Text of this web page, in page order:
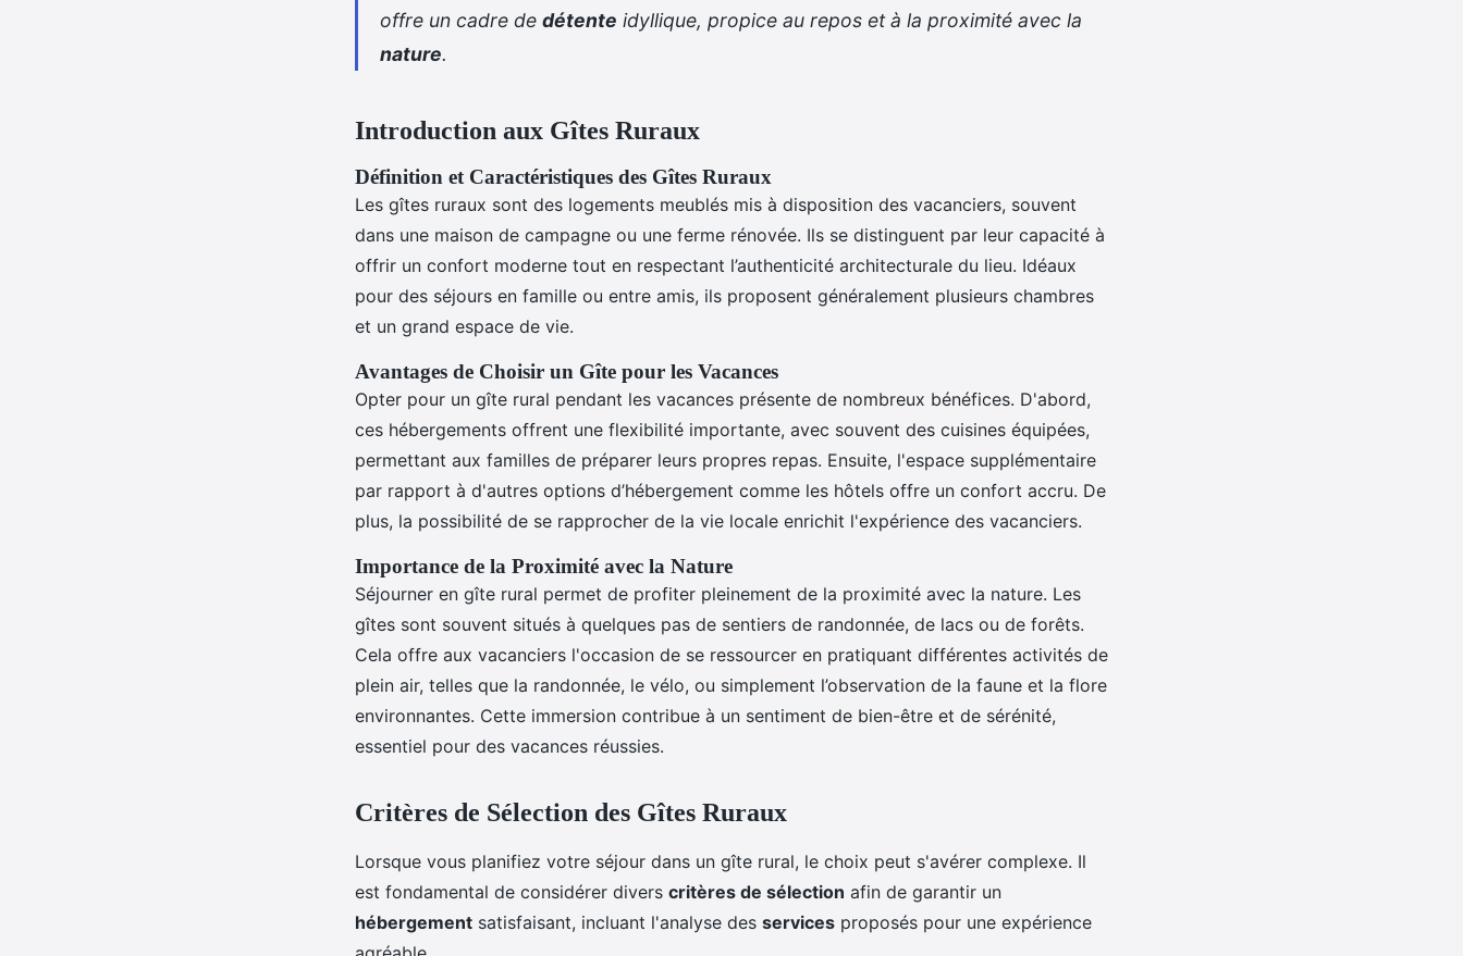
offre un cadre de détente idyllique, propice au repos et à la proximité avec la
nature.
Introduction aux Gîtes Ruraux
Définition et Caractéristiques des Gîtes Ruraux
Les gîtes ruraux sont des logements meublés mis à disposition des vacanciers, souvent
dans une maison de campagne ou une ferme rénovée. Ils se distinguent par leur capacité à
offrir un confort moderne tout en respectant l’authenticité architecturale du lieu. Idéaux
pour des séjours en famille ou entre amis, ils proposent généralement plusieurs chambres
et un grand espace de vie.
Avantages de Choisir un Gîte pour les Vacances
Opter pour un gîte rural pendant les vacances présente de nombreux bénéfices. D'abord,
ces hébergements offrent une flexibilité importante, avec souvent des cuisines équipées,
permettant aux familles de préparer leurs propres repas. Ensuite, l'espace supplémentaire
par rapport à d'autres options d’hébergement comme les hôtels offre un confort accru. De
plus, la possibilité de se rapprocher de la vie locale enrichit l'expérience des vacanciers.
Importance de la Proximité avec la Nature
Séjourner en gîte rural permet de profiter pleinement de la proximité avec la nature. Les
gîtes sont souvent situés à quelques pas de sentiers de randonnée, de lacs ou de forêts.
Cela offre aux vacanciers l'occasion de se ressourcer en pratiquant différentes activités de
plein air, telles que la randonnée, le vélo, ou simplement l’observation de la faune et la flore
environnantes. Cette immersion contribue à un sentiment de bien-être et de sérénité,
essentiel pour des vacances réussies.
Critères de Sélection des Gîtes Ruraux
Lorsque vous planifiez votre séjour dans un gîte rural, le choix peut s'avérer complexe. Il
est fondamental de considérer divers critères de sélection afin de garantir un
hébergement satisfaisant, incluant l'analyse des services proposés pour une expérience